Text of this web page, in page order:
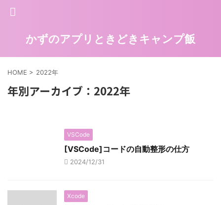
かずのアプリときどきキャンプ飯
HOME > 2022年
年別アーカイブ：2022年
VSCode
[VSCode]コードの自動整形の仕方
2024/12/31
Xcode